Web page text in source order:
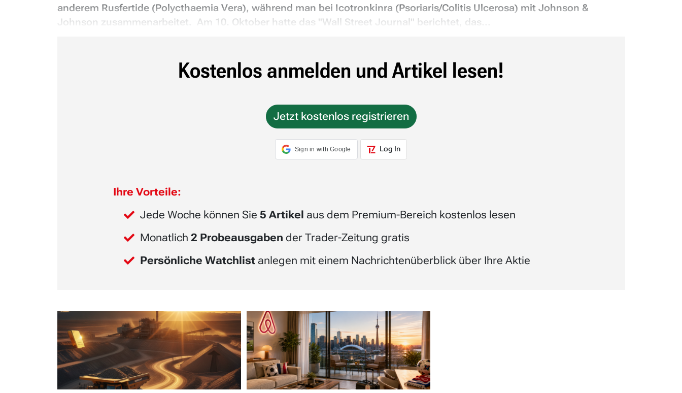
anderem Rusfertide (Polycthaemia Vera), während man bei Icotronkinra (Psoriaris/Colitis Ulcerosa) mit Johnson &
Johnson zusammenarbeitet. Am 10. Oktober hatte das "Wall Street Journal" berichtet, das...
Kostenlos anmelden und Artikel lesen!
Jetzt kostenlos registrieren
Sign in with Google Log In
Ihre Vorteile:
Jede Woche können Sie 5 Artikel aus dem Premium-Bereich kostenlos lesen
Monatlich 2 Probeausgaben der Trader-Zeitung gratis
Persönliche Watchlistanlegen mit einem Nachrichtenüberblick über Ihre Aktie